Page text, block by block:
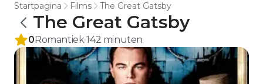
Startpagina Films The Great Gatsby
The Great Gatsby
0Romantiek 142 minuten